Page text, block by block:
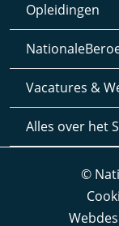
Opleidingen
Vacatures &
Alles over het
©